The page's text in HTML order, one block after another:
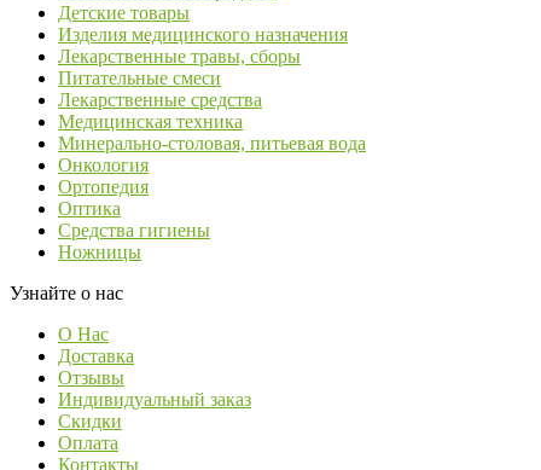
Детские товары
Изделия медицинского назначения
Лекарственные травы, сборы
Питательные смеси
Лекарственные средства
Медицинская техника
Минерально-столовая, питьевая вода
Онкология
Ортопедия
Оптика
Средства гигиены
Ножницы
Узнайте о нас
О Нас
Доставка
Отзывы
Индивидуальный заказ
Скидки
Оплата
Контакты